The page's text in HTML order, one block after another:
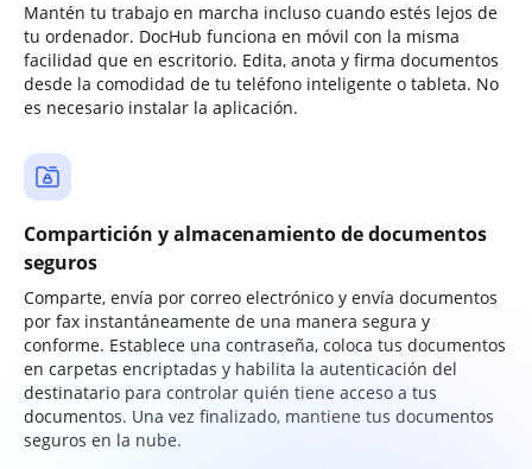
Mantén tu trabajo en marcha incluso cuando estés lejos de
tu ordenador. DocHub funciona en móvil con la misma
facilidad que en escritorio. Edita, anota y firma documentos
desde la comodidad de tu teléfono inteligente o tableta. No
es necesario instalar la aplicación.
Compartición y almacenamiento de documentos
seguros
Comparte, envía por correo electrónico y envía documentos
por fax instantáneamente de una manera segura y
conforme. Establece una contraseña, coloca tus documentos
en carpetas encriptadas y habilita la autenticación del
destinatario para controlar quién tiene acceso a tus
documentos. Una vez finalizado, mantiene tus documentos
seguros en la nube.